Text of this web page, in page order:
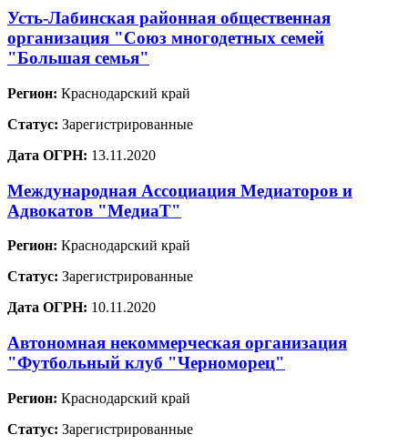
Усть-Лабинская районная общественная
организация "Союз многодетных семей
"Большая семья"
Регион: Краснодарский край
Статус: Зарегистрированные
Дата ОГРН: 13.11.2020
Международная Ассоциация Медиаторов и
Адвокатов "МедиаТ"
Регион: Краснодарский край
Статус: Зарегистрированные
Дата ОГРН: 10.11.2020
Автономная некоммерческая организация
"Футбольный клуб "Черноморец"
Регион: Краснодарский край
Статус: Зарегистрированные